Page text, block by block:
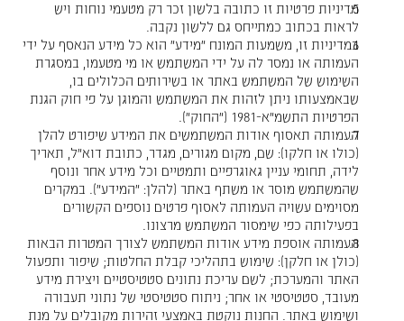
מדיניות פרטיות זו כתובה בלשון זכר רק מטעמי נוחות ויש
לראות בכתוב כמתייחס גם ללשון נקבה.
במדיניות זו, משמעות המונח "מידע" הוא כל מידע הנאסף על ידי
העמותה או נמסר לה על ידי המשתמש או מי מטעמו, במסגרת
השימוש של המשתמש באתר או בשירותים הכלולים בו,
שבאמצעותו ניתן לזהות את המשתמש והמוגן על פי חוק הגנת
הפרטיות התשמ"א-1981 ("החוק").
העמותה תאסוף אודות המשתמשים את המידע שיפורט להלן
(כולו או חלקו): שם, מקום מגורים, מגדר, כתובת דוא"ל, תאריך
לידה, תחומי עניין גאוגרפיים ותמטיים וכל מידע אחר ונוסף
שהמשתמש מוסר או משתף באתר (להלן: "המידע"). במקרים
מסוימים עשויה העמותה לאסוף פרטים נוספים הקשורים
בפעילותה כפי שימסור המשתמש מרצונו.
העמותה אוספת מידע אודות המשתמש לצורך המטרות הבאות
(כולן או חלקן): שימוש בתהליכי קבלת החלטות; שיפור ותפעול
האתר והמערכת; לשם עריכת נתונים סטטיסטיים ויצירת מידע
מעובד, סטטיסטי או אחר; ניתוח סטטיסטי של נתוני תעבורה
ושימוש באתר. החנות נוקטת באמצעי זהירות מקובלים על מנת